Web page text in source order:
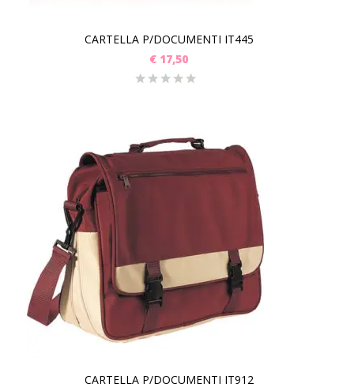
CARTELLA P/DOCUMENTI IT445
€ 17,50
CARTELLA P/DOCUMENTI IT912